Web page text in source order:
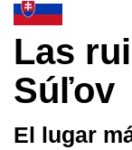
Las
Súľov
El lugar